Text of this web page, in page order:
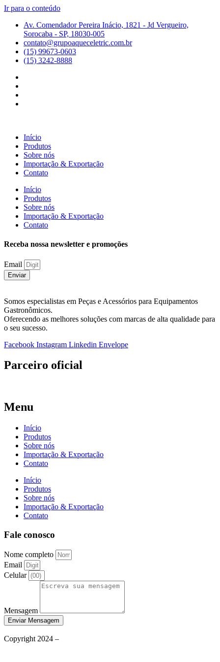
Ir para o conteúdo
Av. Comendador Pereira Inácio, 1821 - Jd Vergueiro,
Sorocaba - SP, 18030-005
contato@grupoaqueceletric.com.br
(15) 99673-0603
(15) 3242-8888
Início
Produtos
Sobre nós
Importação & Exportação
Contato
Início
Produtos
Sobre nós
Importação & Exportação
Contato
Receba nossa newsletter e promoções
Email
Enviar
Somos especialistas em Peças e Acessórios para Equipamentos
Gastronômicos.
Oferecendo as melhores soluções com marcas de alta qualidade para
o seu sucesso.
Facebook Instagram Linkedin Envelope
Parceiro oficial
Menu
Início
Produtos
Sobre nós
Importação & Exportação
Contato
Início
Produtos
Sobre nós
Importação & Exportação
Contato
Fale conosco
Nome completo
Email
Celular
Mensagem
Enviar Mensagem
Copyright 2024 –